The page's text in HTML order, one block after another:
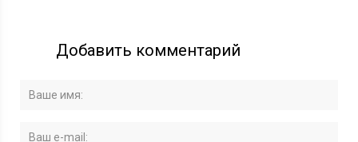
Добавить комментарий